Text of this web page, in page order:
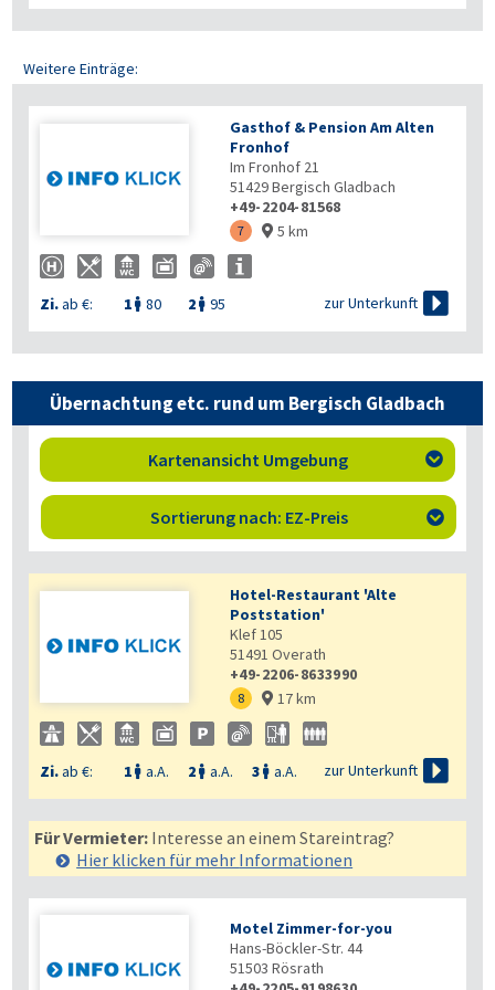
Weitere Einträge:
Gasthof & Pension Am Alten
Fronhof
Im Fronhof 21
51429Bergisch Gladbach
+49-2204-81568
7  5 km
Zi.ab €: 1  80 2  95 zur Unterkunft 
Übernachtung etc. rund um Bergisch Gladbach
Kartenansicht Umgebung 
Sortierung nach: EZ-Preis 
Hotel-Restaurant 'Alte
Poststation'
Klef 105
51491 Overath
+49-2206-8633990
8  17 km
Zi.ab €: 1  a.A. 2  a.A. 3  a.A. zur Unterkunft 
Für Vermieter: Interesse an einem Stareintrag?
Hier klicken für mehr Informationen
Motel Zimmer-for-you
Hans-Böckler-Str. 44
51503 Rösrath